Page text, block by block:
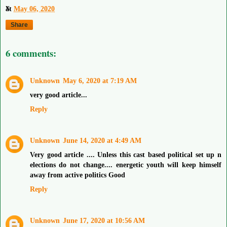
x
at May 06, 2020
Share
6 comments:
Unknown May 6, 2020 at 7:19 AM
very good article...
Reply
Unknown June 14, 2020 at 4:49 AM
Very good article .... Unless this cast based political set up n
elections do not change.... energetic youth will keep himself
away from active politics Good
Reply
Unknown June 17, 2020 at 10:56 AM